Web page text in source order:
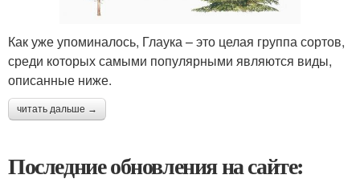
Как уже упоминалось, Глаука – это целая группа сортов,
среди которых самыми популярными являются виды,
описанные ниже.
читать дальше →
Последние обновления на сайте: